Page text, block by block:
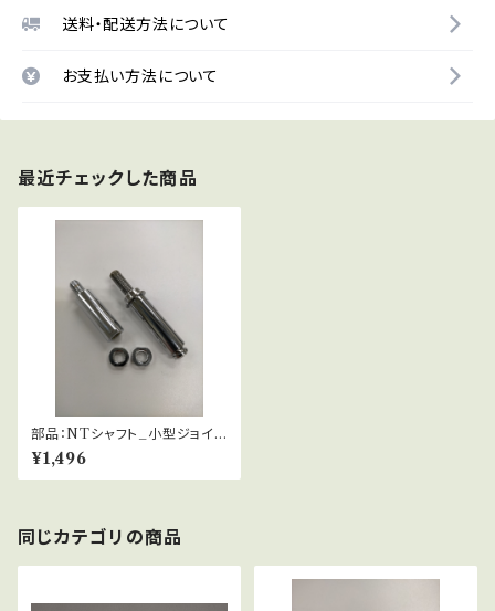
送料・配送方法について
お支払い方法について
最近チェックした商品
部品：NTシャフト_小型ジョイス
ティック用【長さ調整シャフト】
¥1,496
同じカテゴリの商品